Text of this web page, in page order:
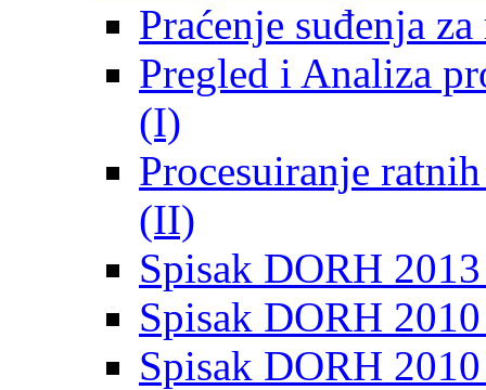
Praćenje suđenja
Pregled i Analiza
(I)
Procesuiranje
(II)
Spisak DORH
Spisak DORH
Spisak DORH